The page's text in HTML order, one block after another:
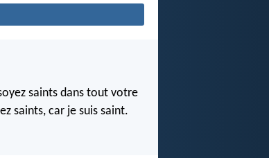
saints dans tout votre
saints, car je suis saint.